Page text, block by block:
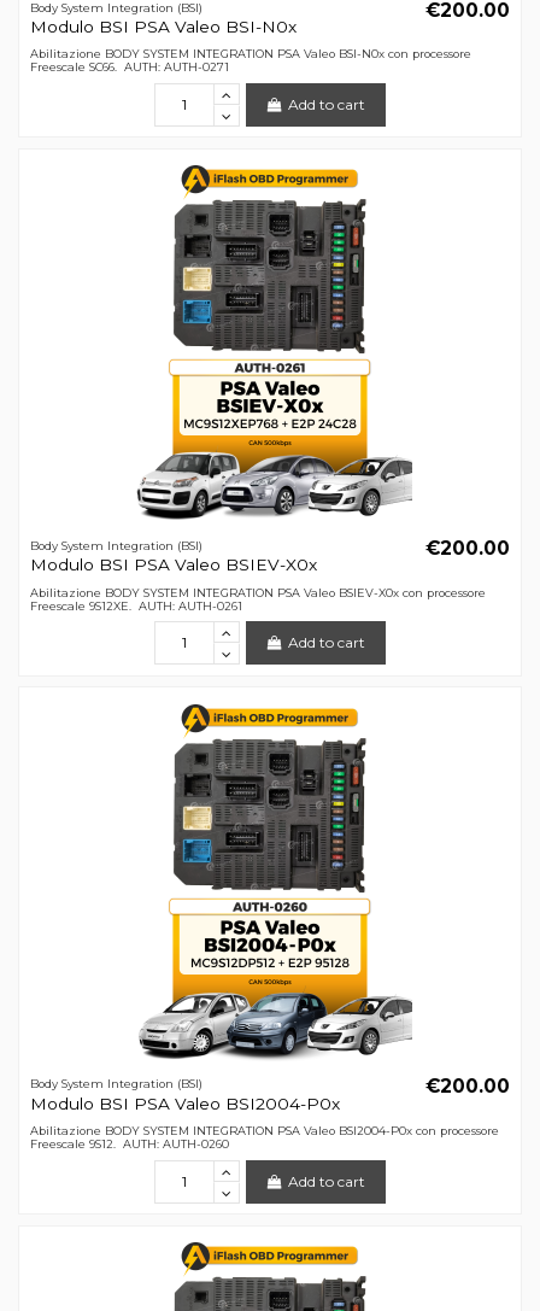
Body System Integration (BSI)
Modulo BSI PSA Valeo BSI-N0x
€200.00
Abilitazione BODY SYSTEM INTEGRATION PSA Valeo BSI-N0x con processore
Freescale SC66. AUTH: AUTH-0271
Add to cart
Body System Integration (BSI)
Modulo BSI PSA Valeo BSIEV-X0x
€200.00
Abilitazione BODY SYSTEM INTEGRATION PSA Valeo BSIEV-X0x con processore
Freescale 9S12XE. AUTH: AUTH-0261
Add to cart
Body System Integration (BSI)
Modulo BSI PSA Valeo BSI2004-P0x
€200.00
Abilitazione BODY SYSTEM INTEGRATION PSA Valeo BSI2004-P0x con processore
Freescale 9S12. AUTH: AUTH-0260
Add to cart